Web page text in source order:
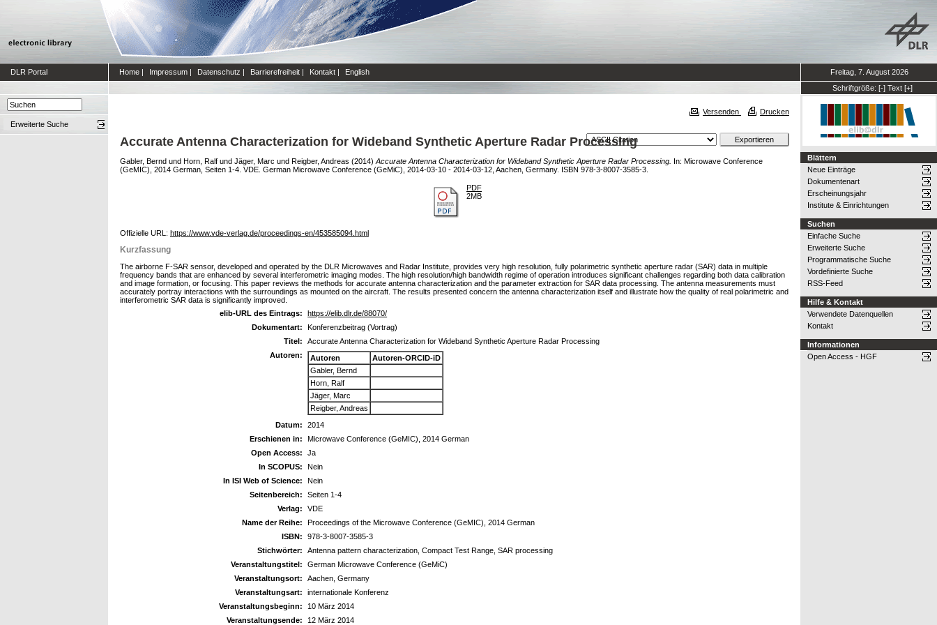
DLR Portal Home | Impressum | Datenschutz | Barrierefreiheit | Kontakt | English
Freitag, 7. August 2026
Schriftgröße: [-] Text [+]
Erweiterte Suche
Versenden Drucken
Accurate Antenna Characterization for Wideband Synthetic Aperture Radar Processing
Gabler, Bernd und Horn, Ralf und Jäger, Marc und Reigber, Andreas (2014) Accurate Antenna Characterization for Wideband Synthetic Aperture Radar Processing. In: Microwave Conference
(GeMIC), 2014 German, Seiten 1-4. VDE. German Microwave Conference (GeMiC), 2014-03-10 - 2014-03-12, Aachen, Germany. ISBN 978-3-8007-3585-3.
PDF
2MB
Offizielle URL: https://www.vde-verlag.de/proceedings-en/453585094.html
Kurzfassung
The airborne F-SAR sensor, developed and operated by the DLR Microwaves and Radar Institute, provides very high resolution, fully polarimetric synthetic aperture radar (SAR) data in multiple
frequency bands that are enhanced by several interferometric imaging modes. The high resolution/high bandwidth regime of operation introduces significant challenges regarding both data calibration
and image formation, or focusing. This paper reviews the methods for accurate antenna characterization and the parameter extraction for SAR data processing. The antenna measurements must
accurately portray interactions with the surroundings as mounted on the aircraft. The results presented concern the antenna characterization itself and illustrate how the quality of real polarimetric and
interferometric SAR data is significantly improved.
elib-URL des Eintrags:
https://elib.dlr.de/88070/
Dokumentart:
Konferenzbeitrag (Vortrag)
Titel:
Accurate Antenna Characterization for Wideband Synthetic Aperture Radar Processing
Autoren:
Autoren
Autoren-ORCID-iD
Gabler, Bernd
Horn, Ralf
Jäger, Marc
Reigber, Andreas
Datum:
2014
Erschienen in:
Microwave Conference (GeMIC), 2014 German
Open Access:
Ja
In SCOPUS:
Nein
In ISI Web of Science:
Nein
Seitenbereich:
Seiten 1-4
Verlag:
VDE
Name der Reihe:
Proceedings of the Microwave Conference (GeMIC), 2014 German
ISBN:
978-3-8007-3585-3
Stichwörter:
Antenna pattern characterization, Compact Test Range, SAR processing
Veranstaltungstitel:
German Microwave Conference (GeMiC)
Veranstaltungsort:
Aachen, Germany
Veranstaltungsart:
internationale Konferenz
Veranstaltungsbeginn:
10 März 2014
Veranstaltungsende:
12 März 2014
Blättern
Neue Einträge
Dokumentenart
Erscheinungsjahr
Institute & Einrichtungen
Suchen
Einfache Suche
Erweiterte Suche
Programmatische Suche
Vordefinierte Suche
RSS-Feed
Hilfe & Kontakt
Verwendete Datenquellen
Kontakt
Informationen
Open Access - HGF